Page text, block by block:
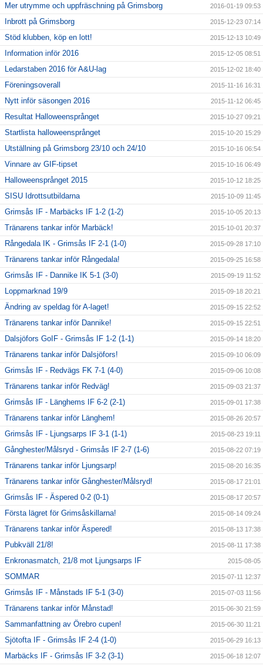
Mer utrymme och uppfräschning på Grimsborg 2016-01-19 09:53
Inbrott på Grimsborg 2015-12-23 07:14
Stöd klubben, köp en lott! 2015-12-13 10:49
Information inför 2016 2015-12-05 08:51
Ledarstaben 2016 för A&U-lag 2015-12-02 18:40
Föreningsoverall 2015-11-16 16:31
Nytt inför säsongen 2016 2015-11-12 06:45
Resultat Halloweensprånget 2015-10-27 09:21
Startlista halloweensprånget 2015-10-20 15:29
Utställning på Grimsborg 23/10 och 24/10 2015-10-16 06:54
Vinnare av GIF-tipset 2015-10-16 06:49
Halloweensprånget 2015 2015-10-12 18:25
SISU Idrottsutbildarna 2015-10-09 11:45
Grimsås IF - Marbäcks IF 1-2 (1-2) 2015-10-05 20:13
Tränarens tankar inför Marbäck! 2015-10-01 20:37
Rångedala IK - Grimsås IF 2-1 (1-0) 2015-09-28 17:10
Tränarens tankar inför Rångedala! 2015-09-25 16:58
Grimsås IF - Dannike IK 5-1 (3-0) 2015-09-19 11:52
Loppmarknad 19/9 2015-09-18 20:21
Ändring av speldag för A-laget! 2015-09-15 22:52
Tränarens tankar inför Dannike! 2015-09-15 22:51
Dalsjöfors GoIF - Grimsås IF 1-2 (1-1) 2015-09-14 18:20
Tränarens tankar inför Dalsjöfors! 2015-09-10 06:09
Grimsås IF - Redvägs FK 7-1 (4-0) 2015-09-06 10:08
Tränarens tankar inför Redväg! 2015-09-03 21:37
Grimsås IF - Länghems IF 6-2 (2-1) 2015-09-01 17:38
Tränarens tankar inför Länghem! 2015-08-26 20:57
Grimsås IF - Ljungsarps IF 3-1 (1-1) 2015-08-23 19:11
Gånghester/Målsryd - Grimsås IF 2-7 (1-6) 2015-08-22 07:19
Tränarens tankar inför Ljungsarp! 2015-08-20 16:35
Tränarens tankar inför Gånghester/Målsryd! 2015-08-17 21:01
Grimsås IF - Äspered 0-2 (0-1) 2015-08-17 20:57
Första lägret för Grimsåskillarna! 2015-08-14 09:24
Tränarens tankar inför Äspered! 2015-08-13 17:38
Pubkväll 21/8! 2015-08-11 17:38
Enkronasmatch, 21/8 mot Ljungsarps IF 2015-08-05
SOMMAR 2015-07-11 12:37
Grimsås IF - Månstads IF 5-1 (3-0) 2015-07-03 11:56
Tränarens tankar inför Månstad! 2015-06-30 21:59
Sammanfattning av Örebro cupen! 2015-06-30 11:21
Sjötofta IF - Grimsås IF 2-4 (1-0) 2015-06-29 16:13
Marbäcks IF - Grimsås IF 3-2 (3-1) 2015-06-18 12:07